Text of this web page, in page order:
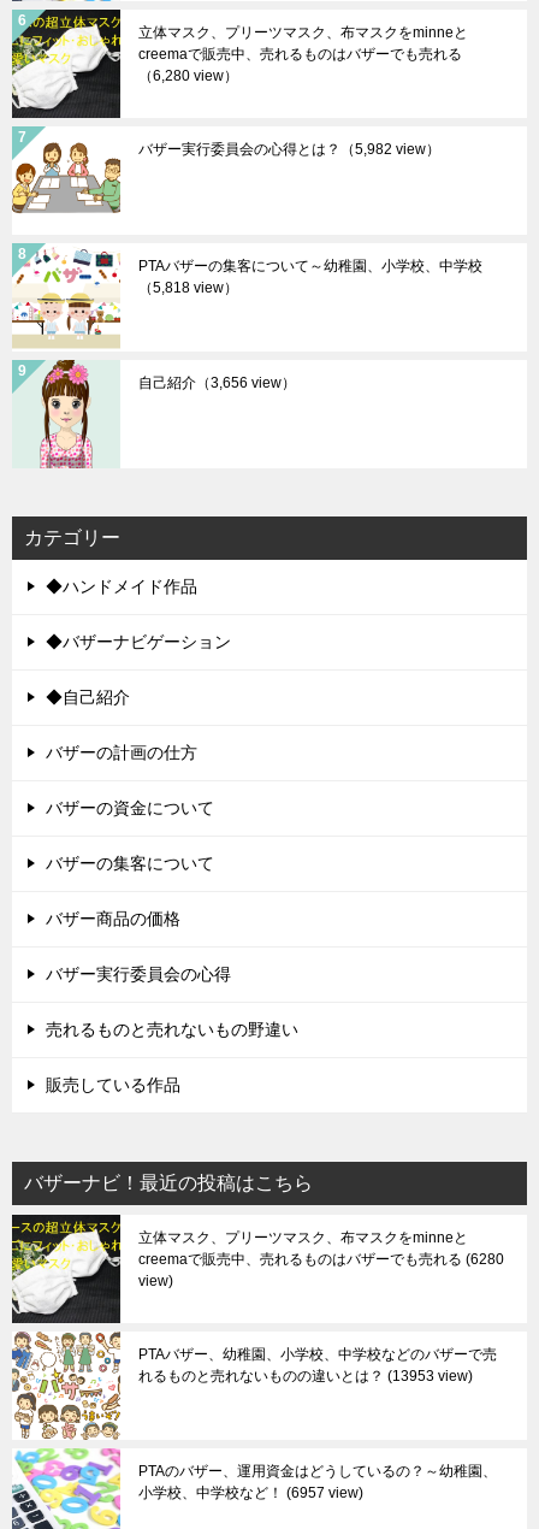
立体マスク、プリーツマスク、布マスクをminneと
creemaで販売中、売れるものはバザーでも売れる
（6,280 view）
バザー実行委員会の心得とは？ （5,982 view）
PTAバザーの集客について～幼稚園、小学校、中学校
（5,818 view）
自己紹介 （3,656 view）
カテゴリー
◆ハンドメイド作品
◆バザーナビゲーション
◆自己紹介
バザーの計画の仕方
バザーの資金について
バザーの集客について
バザー商品の価格
バザー実行委員会の心得
売れるものと売れないもの野違い
販売している作品
バザーナビ！最近の投稿はこちら
立体マスク、プリーツマスク、布マスクをminneと
creemaで販売中、売れるものはバザーでも売れる 6280
view
PTAバザー、幼稚園、小学校、中学校などのバザーで売
れるものと売れないものの違いとは？
13953 view
PTAのバザー、運用資金はどうしているの？～幼稚園、
小学校、中学校など！
6957 view